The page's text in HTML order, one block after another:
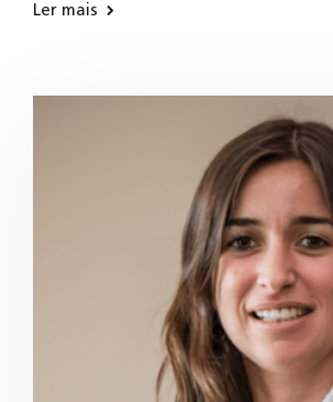
Ler mais